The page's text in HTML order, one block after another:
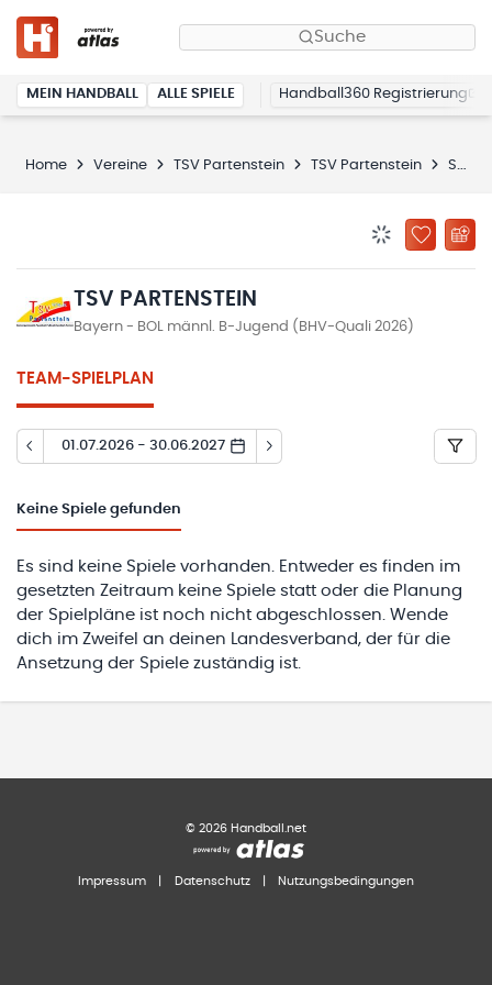
Suche
MEIN HANDBALL ALLE SPIELE Handball360 Registrierung
Home Vereine TSV Partenstein TSV Partenstein Spielplan
ZU
TSV PARTENSTEIN
Bayern - BOL männl. B-Jugend (BHV-Quali 2026)
TEAM-SPIELPLAN
01.07.2026 - 30.06.2027
Keine Spiele gefunden
Es sind keine Spiele vorhanden. Entweder es finden im
gesetzten Zeitraum keine Spiele statt oder die Planung
der Spielpläne ist noch nicht abgeschlossen. Wende
dich im Zweifel an deinen Landesverband, der für die
Ansetzung der Spiele zuständig ist.
© 2026 Handball.net
Impressum Datenschutz Nutzungsbedingungen